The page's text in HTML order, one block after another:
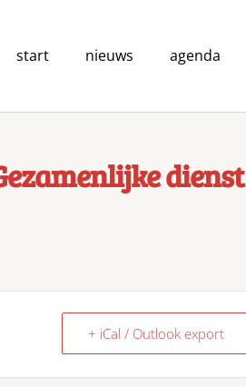
start nieuws agenda
dienst
+ iCal / Outlook export